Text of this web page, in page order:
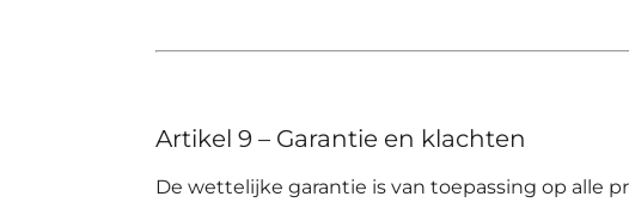
Artikel 9 – Garantie en klachten
De wettelijke garantie is van toepassing op alle